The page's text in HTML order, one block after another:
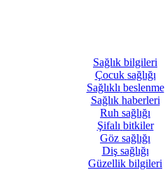
Sağlık bilgileri
Çocuk sağlığı
Sağlıklı beslenme
Sağlık haberleri
Ruh sağlığı
Şifalı bitkiler
Göz sağlığı
Diş sağlığı
Güzellik bilgileri